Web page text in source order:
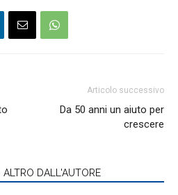
Articolo successivo
Da 50 anni un aiuto per
crescere
ALTRO DALL'AUTORE